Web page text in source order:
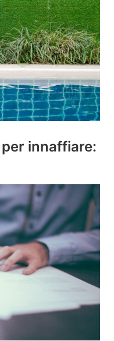
innaffiare: